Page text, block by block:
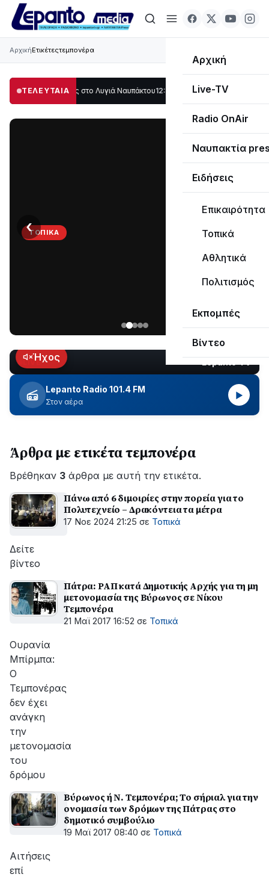
Αρχική
Live-TV
Radio OnAir
Ναυπακτία
Ειδήσεις
Επικαιρότητα
Τοπικά
Αθλητικά
Πολιτισμός
Εκπομπές
Βίντεο
ΑρχικήΕτικέτεςτεμπονέρα
ΤΕΛΕΥΤΑΙΑ
μέρος στο Λυγιά Ναυπάκτου12:08 Σε τροχιά υλοποίησης η Παράκαμψη
ΤΟΠΙΚΆ
Ναυπάκτου
εδώ
και
περίπου
δύο
ώρες
εξέλιξη
οι
εργασίες
ΔΕΔΔΗΕ
για
την
της
βλάβης
‹
LIVEΉχος
Lepanto Radio 101.4 FM
Στον αέρα
▶
Άρθρα με ετικέτα τεμπονέρα
Βρέθηκαν 3 άρθρα με αυτή την ετικέτα.
Πάνω από 6 διμοιρίες στην πορεία για το
Πολυτεχνείο – Δρακόντεια τα μέτρα
17 Νοε 2024 21:25 σε Τοπικά
Δείτε
βίντεο
Πάτρα: ΡΑΠ κατά Δημοτικής Αρχής για τη μη
μετονομασία της Βύρωνος σε Νίκου
Τεμπονέρα
21 Μαϊ 2017 16:52 σε Τοπικά
Ουρανία
Μπίρμπα:
Ο
Τεμπονέρας
δεν έχει
ανάγκη
την
μετονομασία
του
δρόμου
Βύρωνος ή Ν. Τεμπονέρα; Το σήριαλ για την
ονομασία των δρόμων της Πάτρας στο
δημοτικό συμβούλιο
19 Μαϊ 2017 08:40 σε Τοπικά
Αιτήσεις
επί